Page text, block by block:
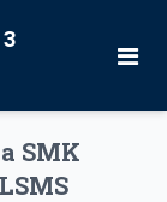
SMK